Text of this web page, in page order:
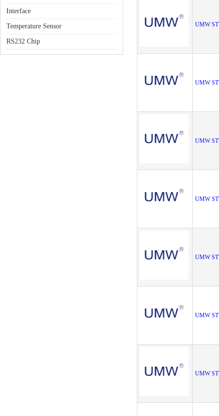
Interface
Temperature Sensor
RS232 Chip
UMW
UMW
UMW
UMW
UMW
UMW
UMW